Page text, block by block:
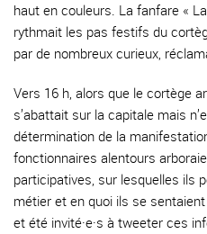
haut en couleurs. La fanfare «
rythmait les pas festifs du
par de nombreux curieux,
Vers 16 h, alors que le cortège
s’abattait sur la capitale mais
détermination de la
fonctionnaires alentours
participatives, sur lesquelles ils
métier et en quoi ils se
et été invité·e·s à tweeter ces